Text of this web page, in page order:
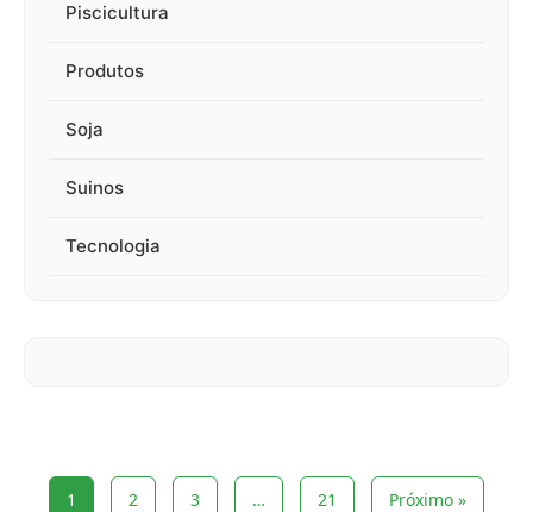
Piscicultura
Produtos
Soja
Suinos
Tecnologia
1 2 3 … 21 Próximo »